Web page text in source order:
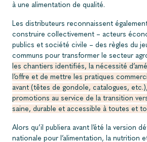
à une alimentation de qualité.
Les distributeurs reconnaissent
construire collectivement – acteurs
publics et société civile – des règles du
communs pour transformer le secteur
les chantiers identifiés, la nécessité
l’offre et de mettre les pratiques
avant (têtes de gondole, catalogues,
promotions au service de la transition
saine, durable et accessible à toutes et
Alors qu’il publiera avant l’été la version
nationale pour l’alimentation, la nutrition